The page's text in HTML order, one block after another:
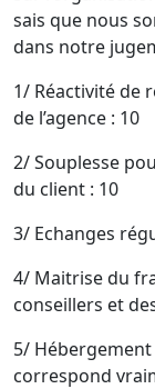
sais que nous
dans notre
1/ Réactivité de
de l’agence : 10
2/ Souplesse
du client : 10
3/ Echanges
4/ Maitrise du
conseillers et
5/
correspond